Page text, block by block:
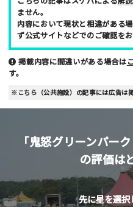
ニックネーム （任意/公開）
性別
男性
女性
年齢
20代
お名前 （非公開/任意）
ません。
内容において現状と相違がある
ず公式サイトなどでのご確認をお
掲載内容に間違いがある場合は
す。
※こちら（公共施設）の記事には広告は
「鬼怒グリーンパー
の評価は
先に星を選